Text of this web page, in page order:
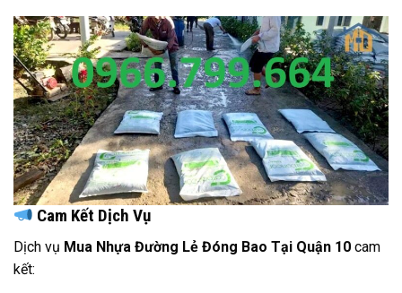
Cam Kết Dịch Vụ
Dịch vụ Mua Nhựa Đường Lẻ Đóng Bao Tại Quận 10 cam
kết: